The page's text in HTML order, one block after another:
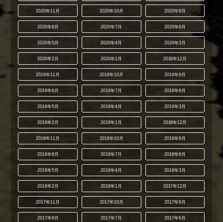
2020年11月 2020年10月 2020年9月
2020年8月 2020年7月 2020年6月
2020年5月 2020年4月 2020年3月
2020年2月 2020年1月 2019年12月
2019年11月 2019年10月 2019年9月
2019年8月 2019年7月 2019年6月
2019年5月 2019年4月 2019年3月
2019年2月 2019年1月 2018年12月
2018年11月 2018年10月 2018年9月
2018年8月 2018年7月 2018年6月
2018年5月 2018年4月 2018年3月
2018年2月 2018年1月 2017年12月
2017年11月 2017年10月 2017年9月
2017年8月 2017年7月 2017年6月